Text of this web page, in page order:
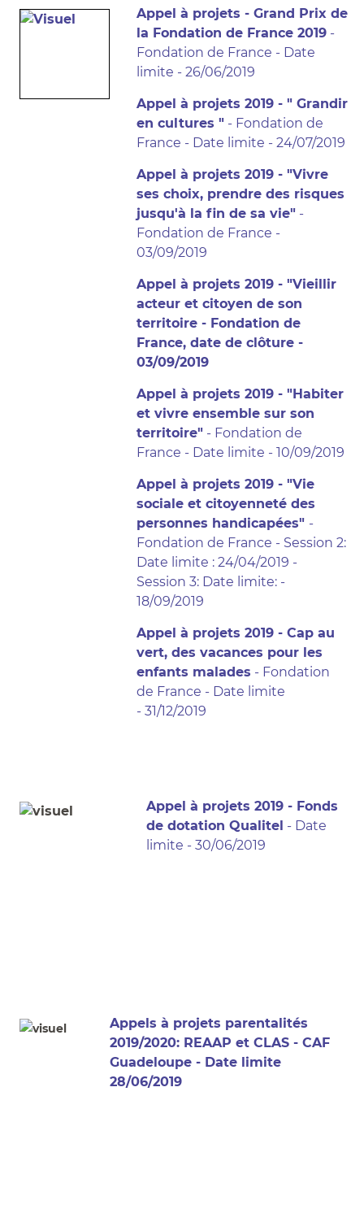
Appel à projets - Grand Prix de
la Fondation de France 2019-
Fondation de France - Date
limite - 26/06/2019
Appel à projets 2019 - " Grandir
en cultures "- Fondation de
France - Date limite - 24/07/2019
Appel à projets 2019 - "Vivre
ses choix, prendre des risques
jusqu'à la fin de sa vie"-
Fondation de France -
03/09/2019
Appel à projets 2019 - "Vieillir
acteur et citoyen de son
territoire - Fondation de
France, date de clôture -
03/09/2019
Appel à projets 2019 - "Habiter
et vivre ensemble sur son
territoire"- Fondation de
France - Date limite - 10/09/2019
Appel à projets 2019 - "Vie
sociale et citoyenneté des
personnes handicapées" -
Fondation de France - Session 2:
Date limite : 24/04/2019 -
Session 3: Date limite: -
18/09/2019
Appel à projets 2019 - Cap au
vert, des vacances pour les
enfants malades - Fondation
de France - Date limite
- 31/12/2019
Appel à projets 2019 - Fonds
de dotation Qualitel - Date
limite - 30/06/2019
Appels à projets parentalités
2019/2020: REAAP et CLAS - CAF
Guadeloupe - Date limite
28/06/2019